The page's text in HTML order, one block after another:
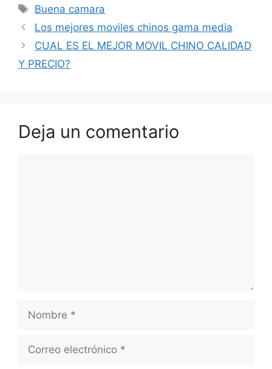
Etiquetas
Buena camara
Los mejores moviles chinos gama media
CUAL ES EL MEJOR MOVIL CHINO CALIDAD
Y PRECIO?
Deja un comentario
electrónico